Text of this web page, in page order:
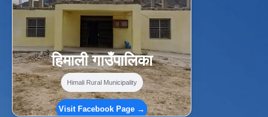
हिमाली गाउँपालिका
Himali Rural Municipality
Visit Facebook Page →